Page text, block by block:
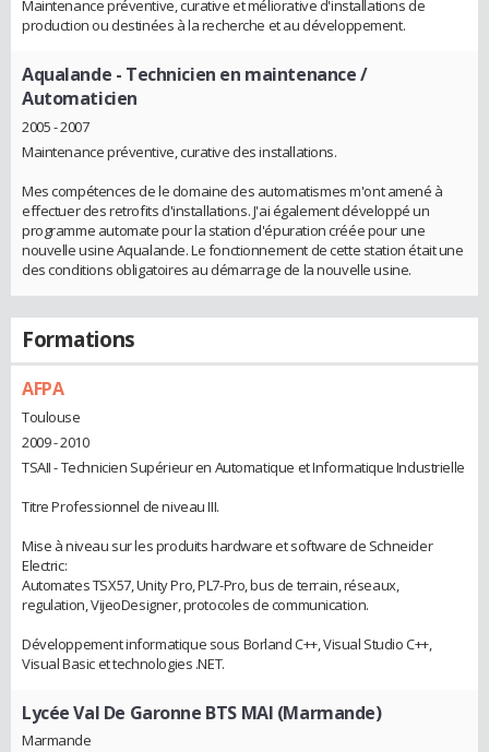
Maintenance préventive, curative et méliorative d'installations de
production ou destinées à la recherche et au développement.
Aqualande - Technicien en maintenance /
Automaticien
2005 - 2007
Maintenance préventive, curative des installations.
Mes compétences de le domaine des automatismes m'ont amené à
effectuer des retrofits d'installations. J'ai également développé un
programme automate pour la station d'épuration créée pour une
nouvelle usine Aqualande. Le fonctionnement de cette station était une
des conditions obligatoires au démarrage de la nouvelle usine.
Formations
AFPA
Toulouse
2009 - 2010
TSAII - Technicien Supérieur en Automatique et Informatique Industrielle
Titre Professionnel de niveau III.
Mise à niveau sur les produits hardware et software de Schneider
Electric:
Automates TSX57, Unity Pro, PL7-Pro, bus de terrain, réseaux,
regulation, VijeoDesigner, protocoles de communication.
Développement informatique sous Borland C++, Visual Studio C++,
Visual Basic et technologies .NET.
Lycée Val De Garonne BTS MAI (Marmande)
Marmande